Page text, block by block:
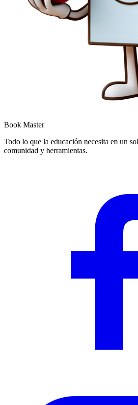
Book Master
Todo lo que la educación necesita en un
comunidad y herramientas.